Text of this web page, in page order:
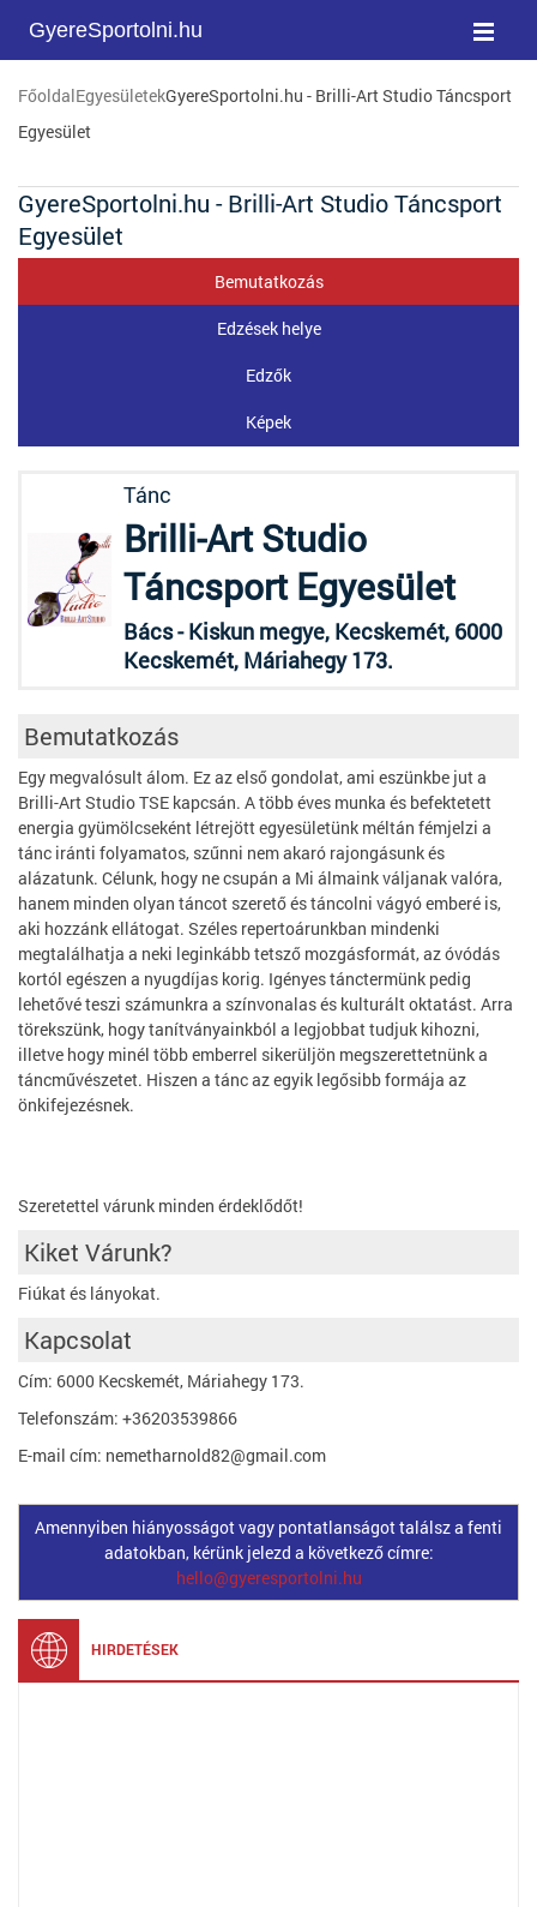
GyereSportolni.hu
FőoldalEgyesületekGyereSportolni.hu - Brilli-Art Studio Táncsport
Egyesület
GyereSportolni.hu - Brilli-Art Studio Táncsport
Egyesület
Bemutatkozás
Edzések helye
Edzők
Képek
Tánc
Brilli-Art Studio
Táncsport Egyesület
Bács - Kiskun megye, Kecskemét, 6000
Kecskemét, Máriahegy 173.
Bemutatkozás
Egy megvalósult álom. Ez az első gondolat, ami eszünkbe jut a
Brilli-Art Studio TSE kapcsán. A több éves munka és befektetett
energia gyümölcseként létrejött egyesületünk méltán fémjelzi a
tánc iránti folyamatos, szűnni nem akaró rajongásunk és
alázatunk. Célunk, hogy ne csupán a Mi álmaink váljanak valóra,
hanem minden olyan táncot szerető és táncolni vágyó emberé is,
aki hozzánk ellátogat. Széles repertoárunkban mindenki
megtalálhatja a neki leginkább tetsző mozgásformát, az óvódás
kortól egészen a nyugdíjas korig. Igényes tánctermünk pedig
lehetővé teszi számunkra a színvonalas és kulturált oktatást. Arra
törekszünk, hogy tanítványainkból a legjobbat tudjuk kihozni,
illetve hogy minél több emberrel sikerüljön megszerettetnünk a
táncművészetet. Hiszen a tánc az egyik legősibb formája az
önkifejezésnek.
Szeretettel várunk minden érdeklődőt!
Kiket Várunk?
Fiúkat és lányokat.
Kapcsolat
Cím: 6000 Kecskemét, Máriahegy 173.
Telefonszám: +36203539866
E-mail cím: nemetharnold82@gmail.com
Amennyiben hiányosságot vagy pontatlanságot találsz a fenti
adatokban, kérünk jelezd a következő címre:
hello@gyeresportolni.hu
HIRDETÉSEK